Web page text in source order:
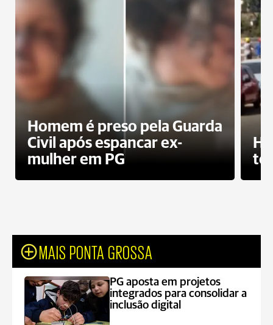
Homem é preso pela Guarda
Civil após espancar ex-
mulher em PG
MAIS PONTA GROSSA
PG aposta em projetos
integrados para consolidar a
inclusão digital